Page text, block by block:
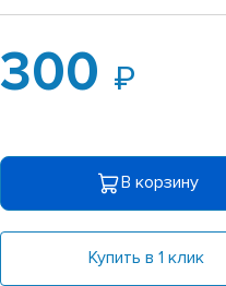
300
В корзину
Купить в 1 клик